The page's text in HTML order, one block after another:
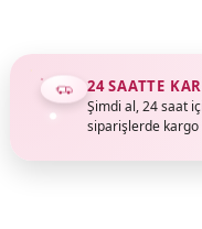
24 SAATTE
Şimdi al, 24 saat
siparişlerde kargo